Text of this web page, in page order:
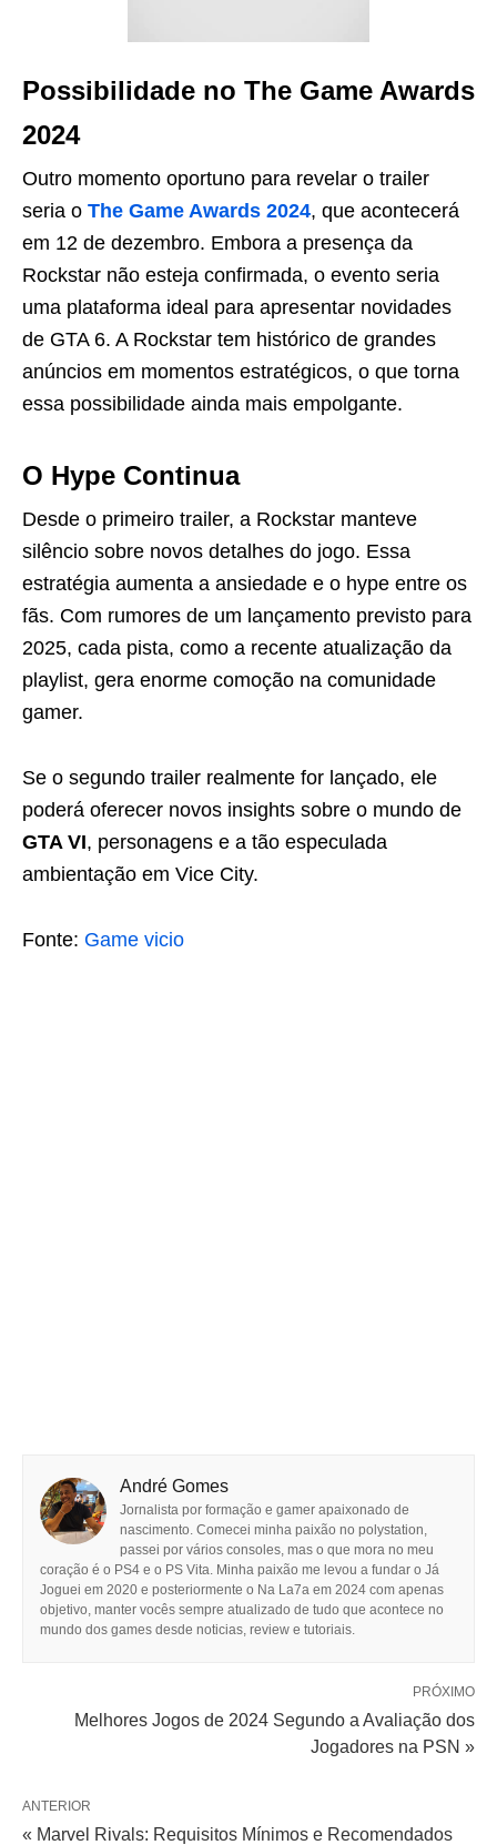
Possibilidade no The Game Awards
2024
Outro momento oportuno para revelar o trailer
seria o The Game Awards 2024, que acontecerá
em 12 de dezembro. Embora a presença da
Rockstar não esteja confirmada, o evento seria
uma plataforma ideal para apresentar novidades
de GTA 6. A Rockstar tem histórico de grandes
anúncios em momentos estratégicos, o que torna
essa possibilidade ainda mais empolgante.
O Hype Continua
Desde o primeiro trailer, a Rockstar manteve
silêncio sobre novos detalhes do jogo. Essa
estratégia aumenta a ansiedade e o hype entre os
fãs. Com rumores de um lançamento previsto para
2025, cada pista, como a recente atualização da
playlist, gera enorme comoção na comunidade
gamer.
Se o segundo trailer realmente for lançado, ele
poderá oferecer novos insights sobre o mundo de
GTA VI, personagens e a tão especulada
ambientação em Vice City.
Fonte: Game vicio
André Gomes
Jornalista por formação e gamer apaixonado de
nascimento. Comecei minha paixão no polystation,
passei por vários consoles, mas o que mora no meu
coração é o PS4 e o PS Vita. Minha paixão me levou a fundar o Já
Joguei em 2020 e posteriormente o Na La7a em 2024 com apenas
objetivo, manter vocês sempre atualizado de tudo que acontece no
mundo dos games desde noticias, review e tutoriais.
PRÓXIMO
Melhores Jogos de 2024 Segundo a Avaliação dos
Jogadores na PSN »
ANTERIOR
« Marvel Rivals: Requisitos Mínimos e Recomendados